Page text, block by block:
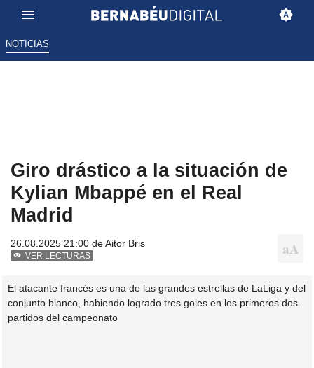
NOTICIAS
Giro drástico a la situación de
Kylian Mbappé en el Real
Madrid
26.08.2025 21:00 deAitor Bris
VER LECTURAS
El atacante francés es una de las grandes estrellas de LaLiga y del
conjunto blanco, habiendo logrado tres goles en los primeros dos
partidos del campeonato